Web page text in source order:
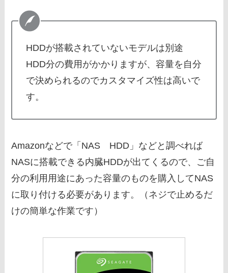
HDDが搭載されていないモデルは別途
HDD分の費用がかかりますが、容量を自分
で決められるのでカスタマイズ性は高いで
す。
Amazonなどで「NAS HDD」などと調べれば
NASに搭載できる内臓HDDが出てくるので、ご自
分の利用用途にあった容量のものを購入してNAS
に取り付ける必要があります。（ネジで止めるだ
けの簡単な作業です）